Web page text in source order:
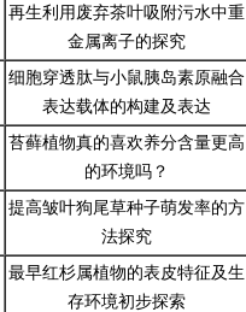
再生利用废弃茶叶吸附污水中重
金属离子的探究
细胞穿透肽与小鼠胰岛素原融合
表达载体的构建及表达
苔藓植物真的喜欢养分含量更高
的环境吗？
提高皱叶狗尾草种子萌发率的方
法探究
最早红杉属植物的表皮特征及生
存环境初步探索